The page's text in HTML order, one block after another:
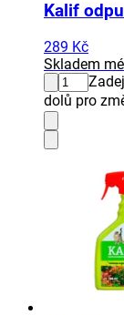
Kalif
289 Kč
Skladem
dolů pro